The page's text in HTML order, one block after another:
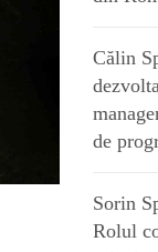
Călin
de
Sorin
Rolul